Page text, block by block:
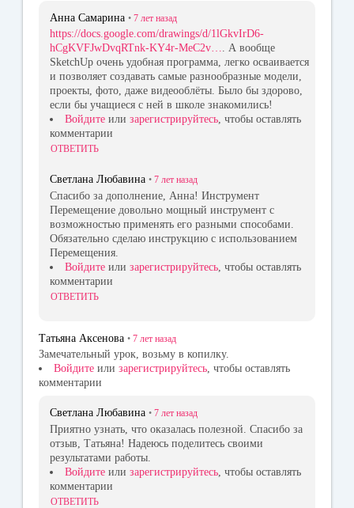
Анна Самарина • 7 лет назад
https://docs.google.com/drawings/d/1lGkvIrD6-
hCgKVFJwDvqRTnk-KY4r-MeC2v…. А вообще
SketchUp очень удобная программа, легко осваивается
и позволяет создавать самые разнообразные модели,
проекты, фото, даже видеооблёты. Было бы здорово,
если бы учащиеся с ней в школе знакомились!
Войдите или зарегистрируйтесь, чтобы оставлять
комментарии
ОТВЕТИТЬ
Светлана Любавина • 7 лет назад
Спасибо за дополнение, Анна! Инструмент
Перемещение довольно мощный инструмент с
возможностью применять его разными способами.
Обязательно сделаю инструкцию с использованием
Перемещения.
Войдите или зарегистрируйтесь , чтобы оставлять
комментарии
ОТВЕТИТЬ
Татьяна Аксенова • 7 лет назад
Замечательный урок, возьму в копилку.
Войдите или зарегистрируйтесь, чтобы оставлять
комментарии
Светлана Любавина • 7 лет назад
Приятно узнать, что оказалась полезной. Спасибо за
отзыв, Татьяна! Надеюсь поделитесь своими
результатами работы.
Войдите или зарегистрируйтесь , чтобы оставлять
комментарии
ОТВЕТИТЬ